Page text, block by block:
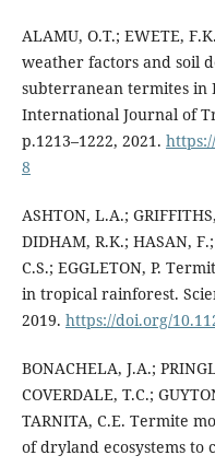
ALAMU, O.T.; EWETE,
weather factors and soil
subterranean termites in
International Journal of
p.1213–1222, 2021.
8
ASHTON, L.A.;
DIDHAM, R.K.; HASAN,
C.S.; EGGLETON, P.
in tropical rainforest.
2019. https://doi.org/
BONACHELA, J.A.;
COVERDALE, T.C.;
TARNITA, C.E. Termite
of dryland ecosystems to